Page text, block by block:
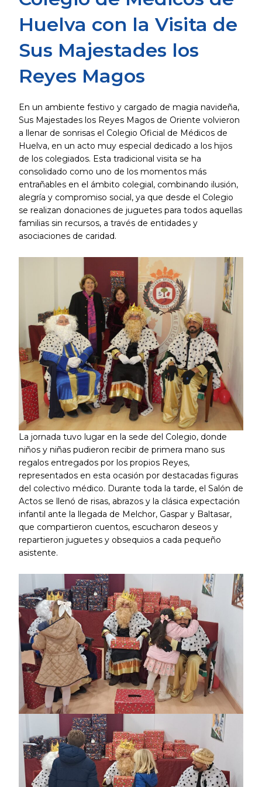
Huelva con la Visita de
Sus Majestades los
Reyes Magos
En un ambiente festivo y cargado de magia navideña,
Sus Majestades los Reyes Magos de Oriente volvieron
a llenar de sonrisas el Colegio Oficial de Médicos de
Huelva, en un acto muy especial dedicado a los hijos
de los colegiados. Esta tradicional visita se ha
consolidado como uno de los momentos más
entrañables en el ámbito colegial, combinando ilusión,
alegría y compromiso social, ya que desde el Colegio
se realizan donaciones de juguetes para todos aquellas
familias sin recursos, a través de entidades y
asociaciones de caridad.
La jornada tuvo lugar en la sede del Colegio, donde
niños y niñas pudieron recibir de primera mano sus
regalos entregados por los propios Reyes,
representados en esta ocasión por destacadas figuras
del colectivo médico. Durante toda la tarde, el Salón de
Actos se llenó de risas, abrazos y la clásica expectación
infantil ante la llegada de Melchor, Gaspar y Baltasar,
que compartieron cuentos, escucharon deseos y
repartieron juguetes y obsequios a cada pequeño
asistente.